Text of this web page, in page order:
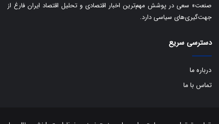
صنعت» سعی در پوشش مهم‌ترین اخبار اقتصادی و تحلیل اقتصاد ایران فارغ از
جهت‌گیری‌های سیاسی دارد.
دسترسی سریع
درباره ما
تماس با ما